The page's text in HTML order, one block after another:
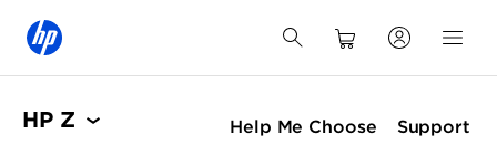
HP Z Help Me Choose Support